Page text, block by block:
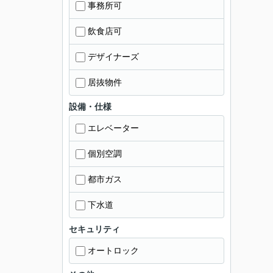
事務所可
飲食店可
デザイナーズ
居抜物件
設備・仕様
エレベーター
個別空調
都市ガス
下水道
セキュリティ
オートロック